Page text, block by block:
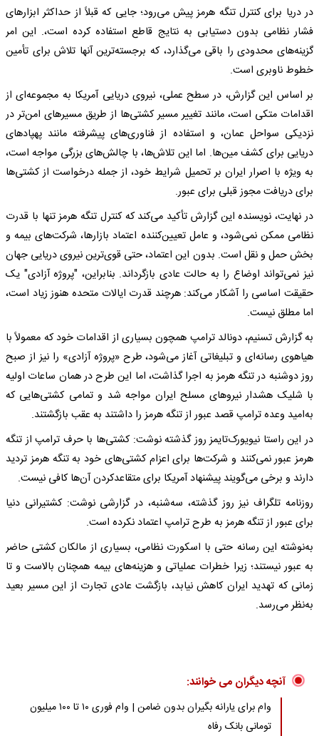
در دریا برای کنترل تنگه هرمز پیش می‌رود؛ جایی که قبلاً از حداکثر ابزارهای
فشار نظامی بدون دستیابی به نتایج قاطع استفاده کرده است،. این امر
گزینه‌های محدودی را باقی می‌گذارد، که برجسته‌ترین آنها تلاش برای تأمین
خطوط ناوبری است.
بر اساس این گزارش، در سطح عملی، نیروی دریایی آمریکا به مجموعه‌ای از
اقدامات متکی است، مانند تغییر مسیر کشتی‌ها از طریق مسیرهای امن‌تر در
نزدیکی سواحل عمان، و استفاده از فناوری‌های پیشرفته مانند پهپادهای
دریایی برای کشف مین‌ها. اما این تلاش‌ها، با چالش‌های بزرگی مواجه است،
به ویژه با اصرار ایران بر تحمیل شرایط خود، از جمله درخواست از کشتی‌ها
برای دریافت مجوز قبلی برای عبور.
در نهایت، نویسنده این گزارش تأکید می‌کند که کنترل تنگه هرمز تنها با قدرت
نظامی ممکن نمی‌شود، و عامل تعیین‌کننده اعتماد بازارها، شرکت‌های بیمه و
بخش حمل و نقل است. بدون این اعتماد، حتی قوی‌ترین نیروی دریایی جهان
نیز نمی‌تواند اوضاع را به حالت عادی بازگرداند. بنابراین، "پروژه آزادی" یک
حقیقت اساسی را آشکار می‌کند: هرچند قدرت ایالات متحده هنوز زیاد است،
اما مطلق نیست.
به گزارش تسنیم، دونالد ترامپ همچون بسیاری از اقدامات خود که معمولاً با
هیاهوی رسانه‌ای و تبلیغاتی آغاز می‌شود، طرح «پروژه آزادی» را نیز از صبح
روز دوشنبه در تنگه هرمز به اجرا گذاشت، اما این طرح در همان ساعات اولیه
با شلیک هشدار نیروهای مسلح ایران مواجه شد و تمامی کشتی‌هایی که
به‌امید وعده ترامپ قصد عبور از تنگه هرمز را داشتند به عقب بازگشتند.
در این راستا نیویورک‌تایمز روز گذشته نوشت: کشتی‌ها با حرف ترامپ از تنگه
هرمز عبور نمی‌کنند و شرکت‌ها برای اعزام کشتی‌های خود به تنگه هرمز تردید
دارند و برخی می‌گویند پیشنهاد آمریکا برای متقاعدکردن آن‌ها کافی نیست.
روزنامه تلگراف نیز روز گذشته، سه‌شنبه، در گزارشی نوشت: کشتیرانی دنیا
برای عبور از تنگه هرمز به طرح ترامپ اعتماد نکرده است.
به‌نوشته این رسانه حتی با اسکورت نظامی، بسیاری از مالکان کشتی حاضر
به عبور نیستند؛ زیرا خطرات عملیاتی و هزینه‌های بیمه همچنان بالاست و تا
زمانی که تهدید ایران کاهش نیابد، بازگشت عادی تجارت از این مسیر بعید
به‌نظر می‌رسد.
آنچه دیگران می خوانند:
وام برای یارانه بگیران بدون ضامن | وام فوری ۱۰ تا ۱۰۰ میلیون
تومانی بانک رفاه